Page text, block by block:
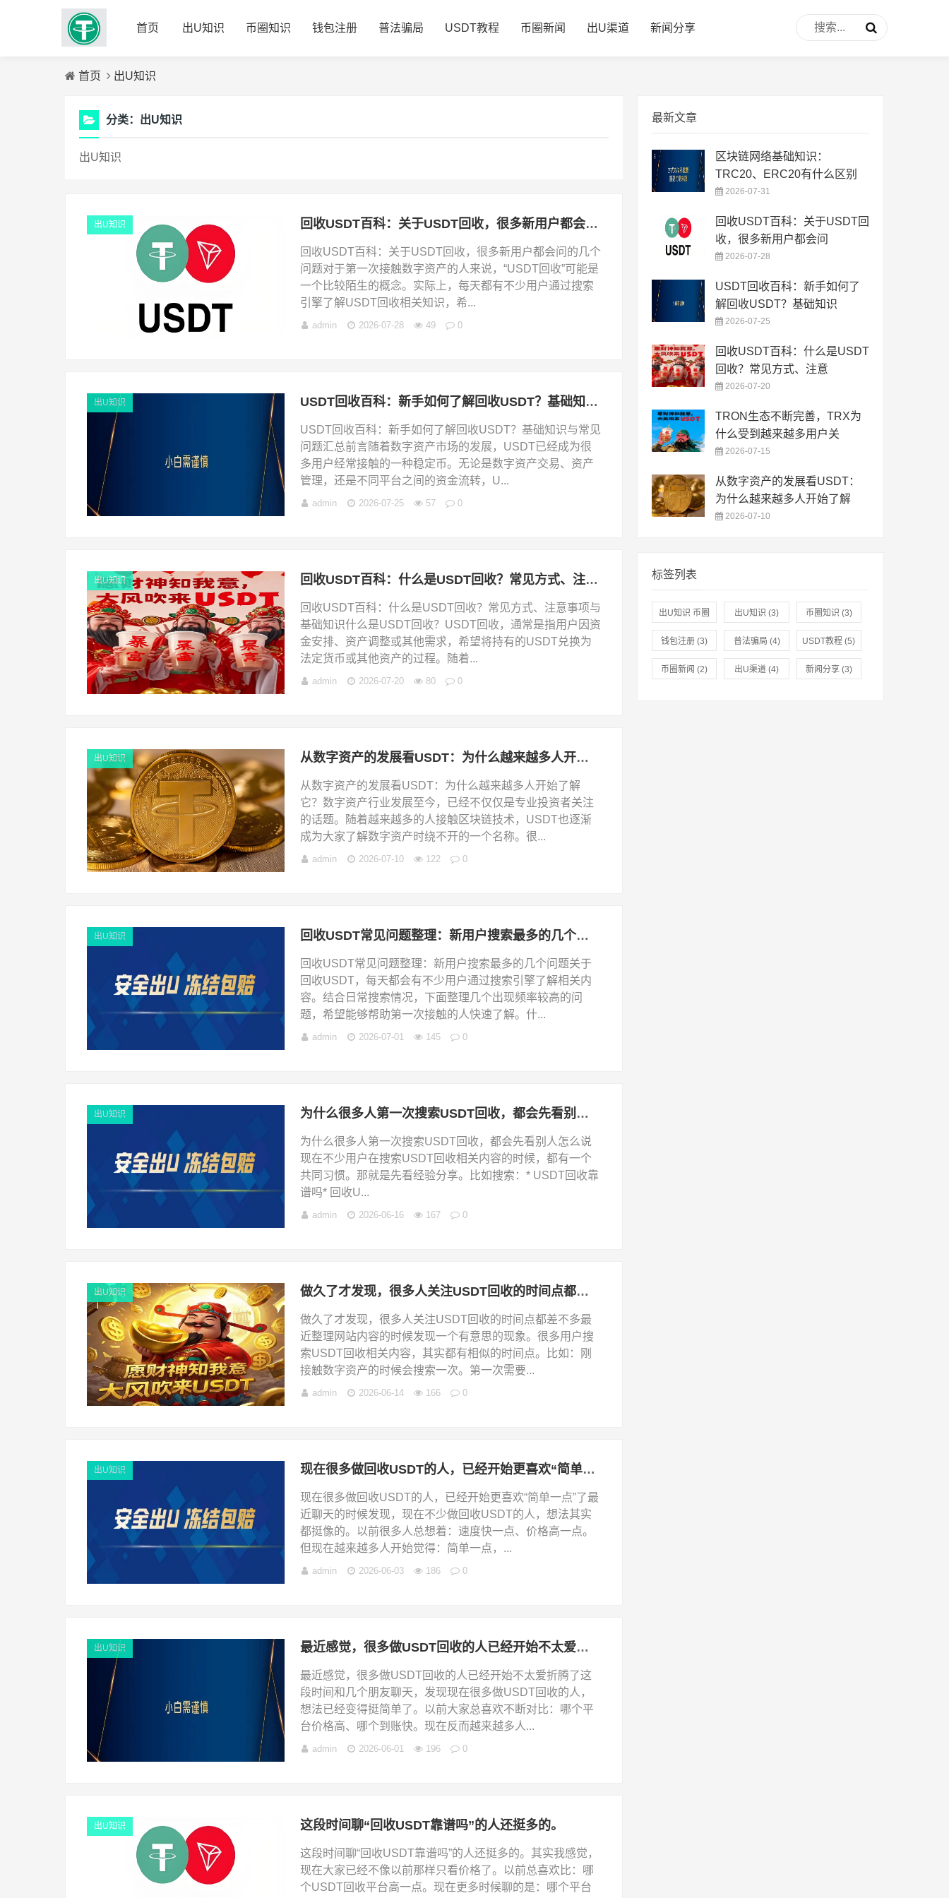
首页 出U知识 币圈知识 钱包注册 普法骗局 USDT教程 币圈新闻 出U渠道 新闻分享
首页 出U知识
分类： 出U知识
出U知识
出U知识 回收USDT百科：关于USDT回收，很多新用户都会问的几个问题
回收USDT百科：关于USDT回收，很多新用户都会问的几个
问题对于第一次接触数字资产的人来说，“USDT回收”可能是
一个比较陌生的概念。实际上，每天都有不少用户通过搜索
引擎了解USDT回收相关知识，希...
admin 2026-07-28 49 0
出U知识 USDT回收百科：新手如何了解回收USDT？基础知识与常见问题汇总
USDT回收百科：新手如何了解回收USDT？基础知识与常见
问题汇总前言随着数字资产市场的发展，USDT已经成为很
多用户经常接触的一种稳定币。无论是数字资产交易、资产
管理，还是不同平台之间的资金流转，U...
admin 2026-07-25 57 0
出U知识 回收USDT百科：什么是USDT回收？常见方式、注意事项与基础知识
回收USDT百科：什么是USDT回收？常见方式、注意事项与
基础知识什么是USDT回收？USDT回收，通常是指用户因资
金安排、资产调整或其他需求，希望将持有的USDT兑换为
法定货币或其他资产的过程。随着...
admin 2026-07-20 80 0
出U知识 从数字资产的发展看USDT：为什么越来越多人开始了解它？
从数字资产的发展看USDT：为什么越来越多人开始了解
它？数字资产行业发展至今，已经不仅仅是专业投资者关注
的话题。随着越来越多的人接触区块链技术，USDT也逐渐
成为大家了解数字资产时绕不开的一个名称。很...
admin 2026-07-10 122 0
出U知识 回收USDT常见问题整理：新用户搜索最多的几个问题
回收USDT常见问题整理：新用户搜索最多的几个问题关于
回收USDT，每天都会有不少用户通过搜索引擎了解相关内
容。结合日常搜索情况，下面整理几个出现频率较高的问
题，希望能够帮助第一次接触的人快速了解。什...
admin 2026-07-01 145 0
出U知识 为什么很多人第一次搜索USDT回收，都会先看别人怎么说
为什么很多人第一次搜索USDT回收，都会先看别人怎么说
现在不少用户在搜索USDT回收相关内容的时候，都有一个
共同习惯。那就是先看经验分享。比如搜索：* USDT回收靠
谱吗* 回收U...
admin 2026-06-16 167 0
出U知识 做久了才发现，很多人关注USDT回收的时间点都差不多
做久了才发现，很多人关注USDT回收的时间点都差不多最
近整理网站内容的时候发现一个有意思的现象。很多用户搜
索USDT回收相关内容，其实都有相似的时间点。比如：刚
接触数字资产的时候会搜索一次。第一次需要...
admin 2026-06-14 166 0
出U知识 现在很多做回收USDT的人，已经开始更喜欢“简单一点”了
现在很多做回收USDT的人，已经开始更喜欢“简单一点”了最
近聊天的时候发现，现在不少做回收USDT的人，想法其实
都挺像的。以前很多人总想着：速度快一点、价格高一点。
但现在越来越多人开始觉得：简单一点，...
admin 2026-06-03 186 0
出U知识 最近感觉，很多做USDT回收的人已经开始不太爱折腾了
最近感觉，很多做USDT回收的人已经开始不太爱折腾了这
段时间和几个朋友聊天，发现现在很多做USDT回收的人，
想法已经变得挺简单了。以前大家总喜欢不断对比：哪个平
台价格高、哪个到账快。现在反而越来越多人...
admin 2026-06-01 196 0
出U知识 这段时间聊“回收USDT靠谱吗”的人还挺多的。
这段时间聊“回收USDT靠谱吗”的人还挺多的。其实我感觉，
现在大家已经不像以前那样只看价格了。以前总喜欢比：哪
个USDT回收平台高一点。现在更多时候聊的是：哪个平台
最新文章
区块链网络基础知识：
TRC20、ERC20有什么区别
2026-07-31
回收USDT百科：关于USDT回
收，很多新用户都会问
2026-07-28
USDT回收百科：新手如何了
解回收USDT？基础知识
2026-07-25
回收USDT百科：什么是USDT
回收？常见方式、注意
2026-07-20
TRON生态不断完善，TRX为
什么受到越来越多用户关
2026-07-15
从数字资产的发展看USDT：
为什么越来越多人开始了解
2026-07-10
标签列表
出U知识 币圈
知识 钱包注册
USDT教程 币
出U知识 (3) 币圈知识 (3)
钱包注册 (3) 普法骗局 (4) USDT教程 (5)
币圈新闻 (2) 出U渠道 (4) 新闻分享(3)